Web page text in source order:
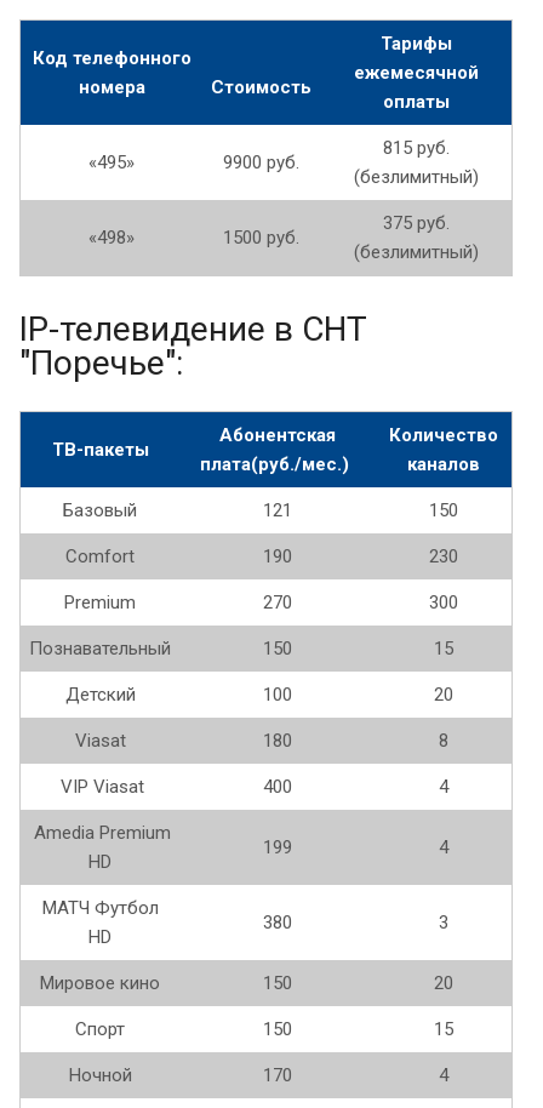
Код телефонного
номера
Стоимость
Тарифы
ежемесячной
оплаты
«495» 9900 руб.
815 руб.
(безлимитный)
«498» 1500 руб.
375 руб.
(безлимитный)
IP-телевидение в СНТ
"Поречье":
ТВ-пакеты
Абонентская
плата(руб./мес.)
Количество
каналов
Базовый 121 150
Comfort 190 230
Premium 270 300
Познавательный 150 15
Детский 100 20
Viasat 180 8
VIP Viasat 400 4
Amedia Premium
HD
199 4
МАТЧ Футбол
HD
380 3
Мировое кино 150 20
Спорт 150 15
Ночной 170 4